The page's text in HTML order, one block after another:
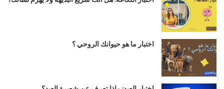
اختبار ما هو حيوانك الروحي ؟